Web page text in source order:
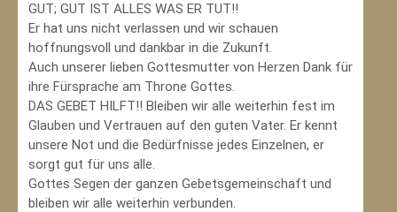
GUT; GUT IST ALLES WAS ER TUT!!
Er hat uns nicht verlassen und wir schauen
hoffnungsvoll und dankbar in die Zukunft.
Auch unserer lieben Gottesmutter von Herzen Dank für
ihre Fürsprache am Throne Gottes.
DAS GEBET HILFT!! Bleiben wir alle weiterhin fest im
Glauben und Vertrauen auf den guten Vater. Er kennt
unsere Not und die Bedürfnisse jedes Einzelnen, er
sorgt gut für uns alle.
Gottes Segen der ganzen Gebetsgemeinschaft und
bleiben wir alle weiterhin verbunden.